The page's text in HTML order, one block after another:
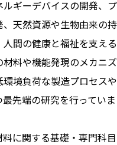
ギーデバイスの開発、プ
天然資源や生物由来の持
間の健康と福祉を支える
料や機能発現のメカニズ
境負荷な製造プロセスや
先端の研究を行っていま
に関する基礎・専門科目